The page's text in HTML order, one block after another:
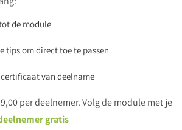
de module
tips om direct toe te passen
van deelname
per deelnemer. Volg de module met je
gratis